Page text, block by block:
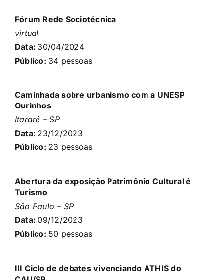
Fórum Rede Sociotécnica
virtual
Data: 30/04/2024
Público: 34 pessoas
Caminhada sobre urbanismo com a UNESP
Ourinhos
Itararé – SP
Data: 23/12/2023
Público: 23 pessoas
Abertura da exposição Patrimônio Cultural é
Turismo
São Paulo – SP
Data: 09/12/2023
Público: 50 pessoas
III Ciclo de debates vivenciando ATHIS do